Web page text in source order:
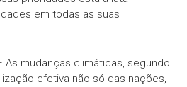
em todas as suas
As mudanças climáticas, segundo
efetiva não só das nações,